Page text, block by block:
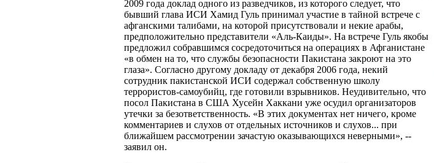
2009 года доклад одного из разведчиков, из которого следует, что
бывший глава ИСИ Хамид Гуль принимал участие в тайной встрече с
афганскими талибами, на которой присутствовали и некие арабы,
предположительно представители «Аль-Каиды». На встрече Гуль якобы
предложил собравшимся сосредоточиться на операциях в Афганистане
«в обмен на то, что службы безопасности Пакистана закроют на это
глаза». Согласно другому докладу от декабря 2006 года, некий
сотрудник пакистанской ИСИ содержал собственную школу
террористов-самоубийц, где готовили взрывников. Неудивительно, что
посол Пакистана в США Хусейн Хаккани уже осудил организаторов
утечки за безответственность. «В этих документах нет ничего, кроме
комментариев и слухов от отдельных источников и слухов... при
ближайшем рассмотрении зачастую оказывающихся неверными», --
заявил он.